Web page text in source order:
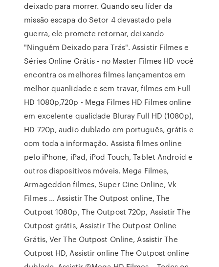
deixado para morrer. Quando seu líder da
missão escapa do Setor 4 devastado pela
guerra, ele promete retornar, deixando
"Ninguém Deixado para Trás". Assistir Filmes e
Séries Online Grátis - no Master Filmes HD você
encontra os melhores filmes lançamentos em
melhor quanlidade e sem travar, filmes em Full
HD 1080p,720p - Mega Filmes HD Filmes online
em excelente qualidade Bluray Full HD (1080p),
HD 720p, audio dublado em português, grátis e
com toda a informação. Assista filmes online
pelo iPhone, iPad, iPod Touch, Tablet Android e
outros dispositivos móveis. Mega Filmes,
Armageddon filmes, Super Cine Online, Vk
Filmes … Assistir The Outpost online, The
Outpost 1080p, The Outpost 720p, Assistir The
Outpost grátis, Assistir The Outpost Online
Grátis, Ver The Outpost Online, Assistir The
Outpost HD, Assistir online The Outpost online